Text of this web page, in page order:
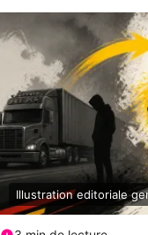
Illustration editoriale